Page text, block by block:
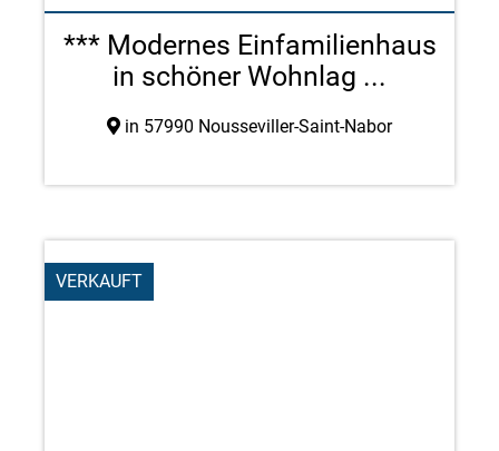
*** Modernes Einfamilienhaus
in schöner Wohnlag ...
in 57990 Nousseviller-Saint-Nabor
VERKAUFT